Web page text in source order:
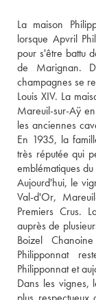
La maison
lorsque Apvril
pour s'être battu
de Marignan.
champagnes se
Louis XIV. La
Mareuil-sur-Aÿ
les anciennes
En 1935, la
très réputée qui
emblématiques
Aujourd'hui, le
Val-d'Or,
Premiers Crus.
auprès de
Boizel
Philipponnat
Philipponnat et
Dans les vignes,